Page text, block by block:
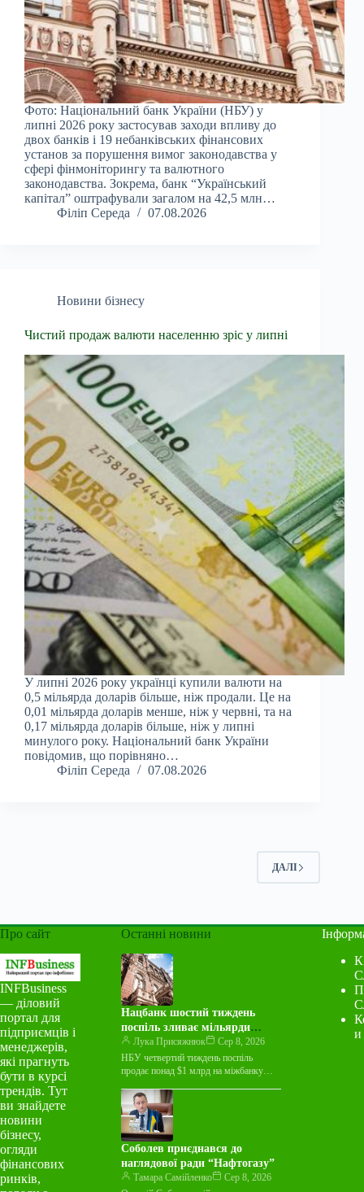
Фото: Національний банк України (НБУ) у
липні 2026 року застосував заходи впливу до
двох банків і 19 небанківських фінансових
установ за порушення вимог законодавства у
сфері фінмоніторингу та валютного
законодавства. Зокрема, банк “Український
капітал” оштрафували загалом на 42,5 млн…
Філіп Середа
07.08.2026
Новини бізнесу
Чистий продаж валюти населенню зріс у липні
У липні 2026 року українці купили валюти на
0,5 мільярда доларів більше, ніж продали. Це на
0,01 мільярда доларів менше, ніж у червні, та на
0,17 мільярда доларів більше, ніж у липні
минулого року. Національний банк України
повідомив, що порівняно…
Філіп Середа
07.08.2026
ДАЛІ
Про сайт
INFBusiness
— діловий
портал для
підприємців і
менеджерів,
які прагнуть
бути в курсі
трендів. Тут
ви знайдете
новини
бізнесу,
огляди
фінансових
ринків,
Останні новини
Нацбанк шостий тиждень
поспіль зливає мільярди
валюти на міжбанку
Лука Присяжнюк
Сер 8, 2026
НБУ четвертий тиждень поспіль
продає понад $1 млрд на міжбанку
тижня з 3 по 7 серпня…
Соболев приєднався до
наглядової ради “Нафтогазу”
Тамара Самійленко
Сер 8, 2026
и